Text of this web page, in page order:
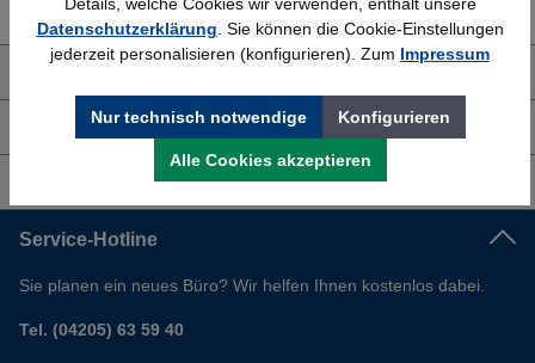
Shop Service
Service-Hotline
Sie planen ein neues Büro? Wir helfen Ihnen kostenlos dabei.
Tel. (04205) 63 59 40
Datenschutzerklärung . Sie können die Cookie-Einstellungen
jederzeit personalisieren (konfigurieren). Zum Impressum
Nur technisch notwendige Konfigurieren
Alle Cookies akzeptieren